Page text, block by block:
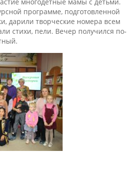
программе, подготовленной
дарили творческие номера всем
стихи, пели. Вечер получился по-